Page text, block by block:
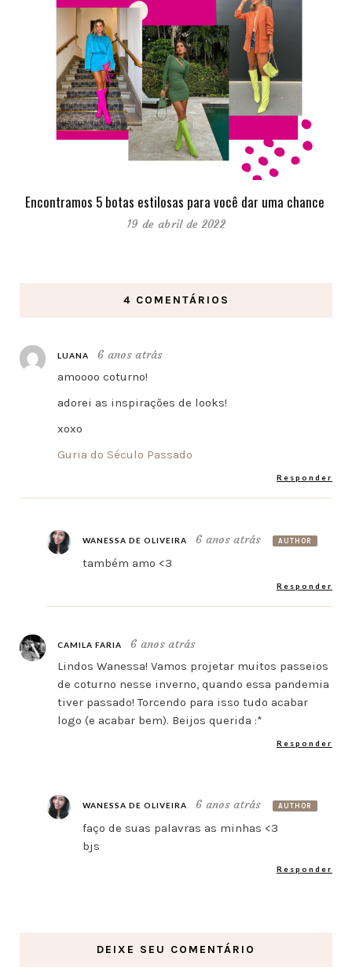
Encontramos 5 botas estilosas para você dar uma chance
19 de abril de 2022
4 COMENTÁRIOS
LUANA
6 anos atrás
amoooo coturno!
adorei as inspirações de looks!
xoxo
Guria do Século Passado
Responder
WANESSA DE OLIVEIRA 6 anos atrás AUTHOR
também amo <3
Responder
CAMILA FARIA
6 anos atrás
Lindos Wanessa! Vamos projetar muitos passeios
de coturno nesse inverno, quando essa pandemia
tiver passado! Torcendo para isso tudo acabar
logo (e acabar bem). Beijos querida :*
Responder
WANESSA DE OLIVEIRA 6 anos atrás AUTHOR
faço de suas palavras as minhas <3
bjs
Responder
DEIXE SEU COMENTÁRIO